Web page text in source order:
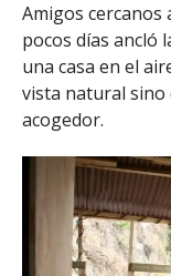
Amigos cercanos
pocos días ancló
una casa en el
vista natural
acogedor.